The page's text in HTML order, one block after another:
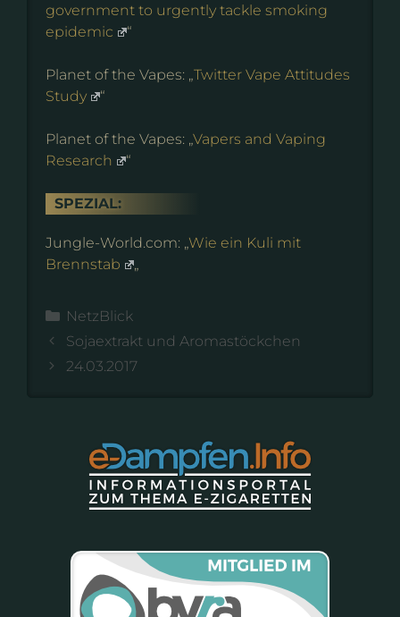
government to urgently tackle smoking
epidemic
“
Planet of the Vapes: „ Twitter Vape Attitudes
Study
“
Planet of the Vapes: „Vapers and Vaping
Research
“
SPEZIAL:
Jungle-World.com: „ Wie ein Kuli mit
Brennstab
„
Kategorien
NetzBlick
Sojaextrakt und Aromastöckchen
24.03.2017